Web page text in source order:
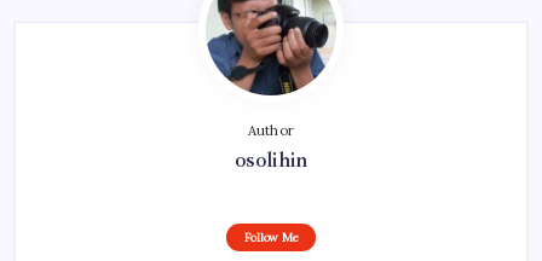
Author
osolihin
Follow Me